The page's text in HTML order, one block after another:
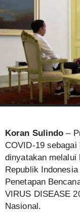
Koran Sulindo –
COVID-19 sebagai
dinyatakan melalui
Republik
Penetapan
VIRUS DISEASE
Nasional.